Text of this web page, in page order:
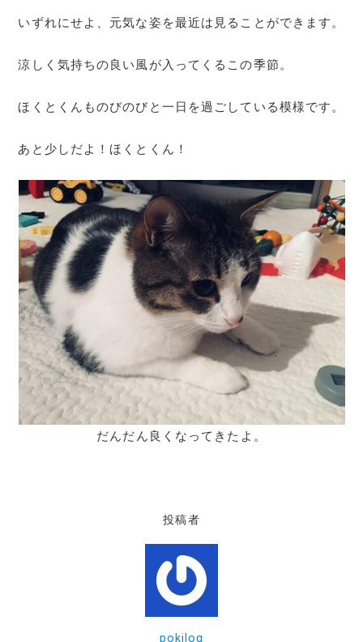
いずれにせよ、元気な姿を最近は見ることができます。
涼しく気持ちの良い風が入ってくるこの季節。
ほくとくんものびのびと一日を過ごしている模様です。
あと少しだよ！ほくとくん！
だんだん良くなってきたよ。
投稿者
pokilog